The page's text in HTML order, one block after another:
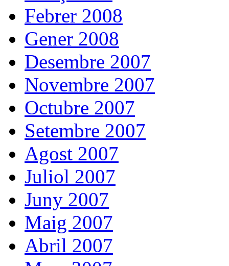
Febrer 2008
Gener 2008
Desembre 2007
Novembre 2007
Octubre 2007
Setembre 2007
Agost 2007
Juliol 2007
Juny 2007
Maig 2007
Abril 2007